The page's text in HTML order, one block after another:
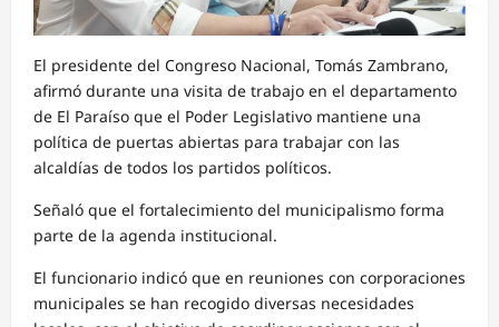
El presidente del Congreso Nacional, Tomás Zambrano,
afirmó durante una visita de trabajo en el departamento
de El Paraíso que el Poder Legislativo mantiene una
política de puertas abiertas para trabajar con las
alcaldías de todos los partidos políticos.
Señaló que el fortalecimiento del municipalismo forma
parte de la agenda institucional.
El funcionario indicó que en reuniones con corporaciones
municipales se han recogido diversas necesidades